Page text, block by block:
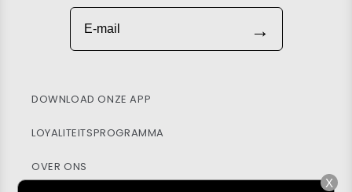
E-mail
→
DOWNLOAD ONZE APP
LOYALITEITSPROGRAMMA
OVER ONS
X